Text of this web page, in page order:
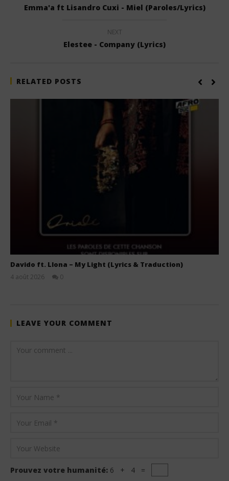
Emma'a ft Lisandro Cuxi - Miel (Paroles/Lyrics)
NEXT
Elestee - Company (Lyrics)
RELATED POSTS
Davido ft. Llona – My Light (Lyrics & Traduction)
4 août 2026
0
LEAVE YOUR COMMENT
Prouvez votre humanité: 6 + 4 =